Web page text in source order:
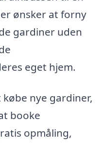
ønsker at forny
gardiner uden
eget hjem.
nye gardiner,
booke
opmåling,